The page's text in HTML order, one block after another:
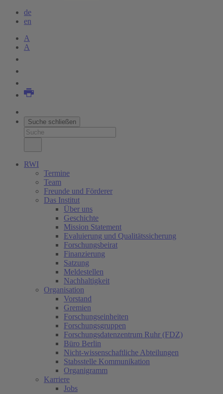
de
en
A
A
Suche schließen
RWI
Termine
Team
Freunde und Förderer
Das Institut
Über uns
Geschichte
Mission Statement
Evaluierung und Qualitätssicherung
Forschungsbeirat
Finanzierung
Satzung
Meldestellen
Nachhaltigkeit
Organisation
Vorstand
Gremien
Forschungseinheiten
Forschungsgruppen
Forschungsdatenzentrum Ruhr (FDZ)
Büro Berlin
Nicht-wissenschaftliche Abteilungen
Stabsstelle Kommunikation
Organigramm
Karriere
Jobs